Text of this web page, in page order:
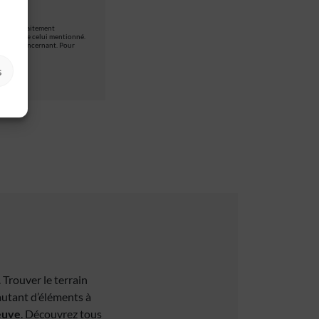
d’un traitement
que celui mentionné.
vous concernant. Pour
. Trouver le terrain
d’éléments à
. Découvrez tous